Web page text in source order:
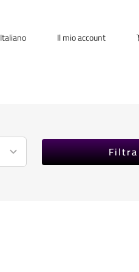
Italiano Il mio account
Filtra